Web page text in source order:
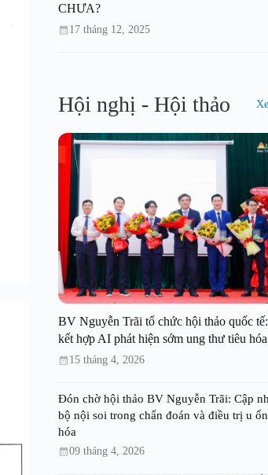
CHƯA?
17 tháng 12, 2025
Hội nghị - Hội thảo
BV Nguyễn Trãi tổ chức hội thảo quốc
kết hợp AI phát hiện sớm ung thư tiêu hóa
15 tháng 4, 2026
Đón chờ hội thảo BV Nguyễn Trãi: Cập
bộ nội soi trong chẩn đoán và điều trị u
hóa
09 tháng 4, 2026